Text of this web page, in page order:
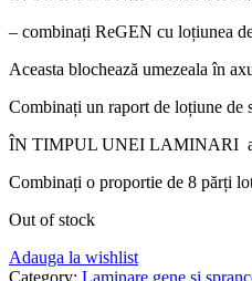
– combinați ReGEN cu loțiunea
Aceasta blochează umezeala în
Combinați un raport de loțiune de
ÎN TIMPUL UNEI LAMINARI a
Combinați o proportie de 8 părți
Out of stock
Adauga la wishlist
Category: Laminare gene si